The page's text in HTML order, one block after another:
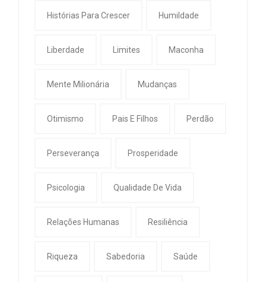
Histórias Para Crescer Humildade
Liberdade Limites Maconha
Mente Milionária Mudanças
Otimismo Pais E Filhos Perdão
Perseverança Prosperidade
Psicologia Qualidade De Vida
Relações Humanas Resiliência
Riqueza Sabedoria Saúde